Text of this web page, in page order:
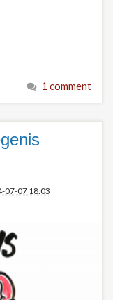
1 comment
07-07 18:03